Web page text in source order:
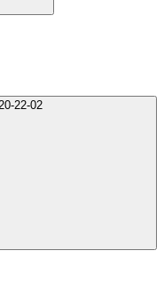
+7(499)220-22-02